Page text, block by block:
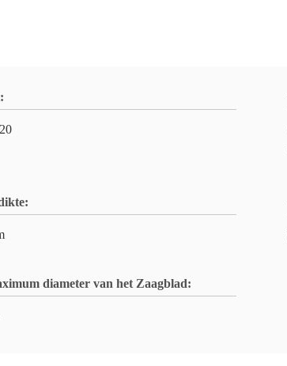
diameter van het Zaagblad: